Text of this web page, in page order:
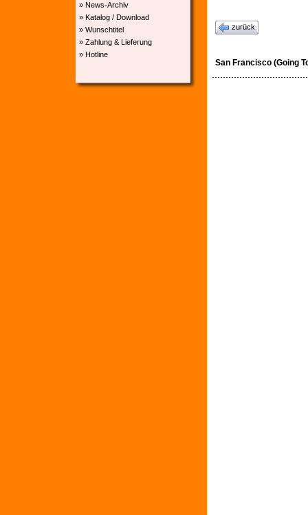
» News-Archiv
» Katalog / Download
» Wunschtitel
» Zahlung & Lieferung
» Hotline
zurück
San Francisco (Going